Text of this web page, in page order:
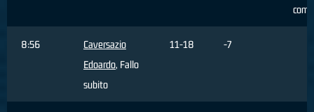
8:56
Caversazio
Edoardo, Fallo
subito
11-18 -7